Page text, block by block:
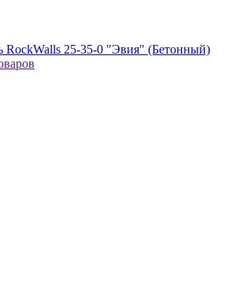
RockWalls 25-35-0 "Эвия" (Бетонный)